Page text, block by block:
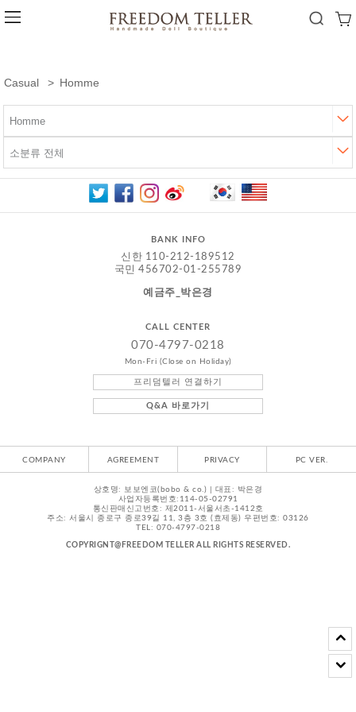
Casual Homme
BANK INFO
신한 110-212-189512
국민 456702-01-255789
예금주_박은경
CALL CENTER
070-4797-0218
Mon-Fri (Close on Holiday)
프리덤텔러 연결하기
Q&A 바로가기
COMPANY AGREEMENT PRIVACY PC VER.
상호명: 보보엔코(bobo & co.) | 대표: 박은경
사업자등록번호:114-05-02791
통신판매신고번호: 제2011-서울서초-1412호
주소: 서울시 종로구 종로39길 11, 3층 3호 (효제동) 우편번호: 03126
TEL: 070-4797-0218
COPYRIGNT@FREEDOM TELLER ALL RIGHTS RESERVED.